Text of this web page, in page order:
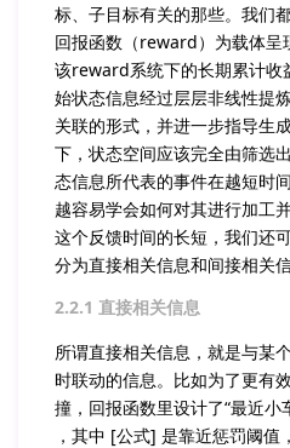
标、子目标有关的那些。我们
回报函数（reward）为载体呈
该reward系统下的长期累计收
始状态信息经过层层非线性提
关联的形式，并进一步指导生
下，状态空间应该完全由筛选
态信息所代表的事件在越短时
越容易学会如何对其进行加工
这个反馈时间的长短，我们还
分为直接相关信息和间接相关信
2.2.1 直接相关信息
所谓直接相关信息，就是与某
时联动的信息。比如为了更有
撞，回报函数里设计了“最近
，其中 [公式] 是靠近惩罚阈